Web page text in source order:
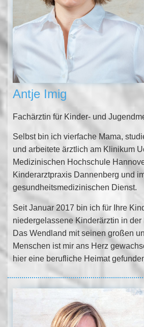
Antje Imig
Fachärztin für Kinder- und
Selbst bin ich vierfache Mama,
und arbeitete ärztlich am Klinikum
Medizinischen Hochschule
Kinderarztpraxis Dannenberg und
gesundheitsmedizinischen Dienst.
Seit Januar 2017 bin ich für Ihre
niedergelassene Kinderärztin in der
Das Wendland mit seinen großen
Menschen ist mir ans Herz
hier eine berufliche Heimat